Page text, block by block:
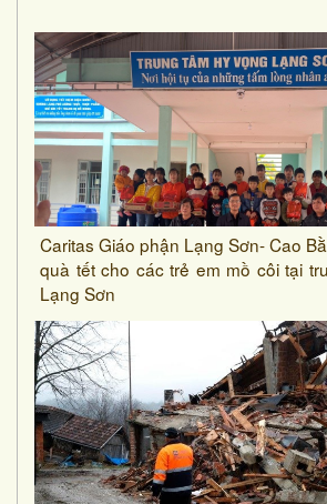
Caritas Giáo phận Lạng Sơn- Cao
quà tết cho các trẻ em mồ côi tại
Lạng Sơn